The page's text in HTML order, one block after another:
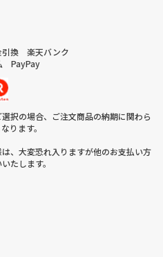
換 楽天バンク
PayPay
択の場合、ご注文商品の納期に関わら
ります。
、大変恐れ入りますが他のお支払い方
たします。